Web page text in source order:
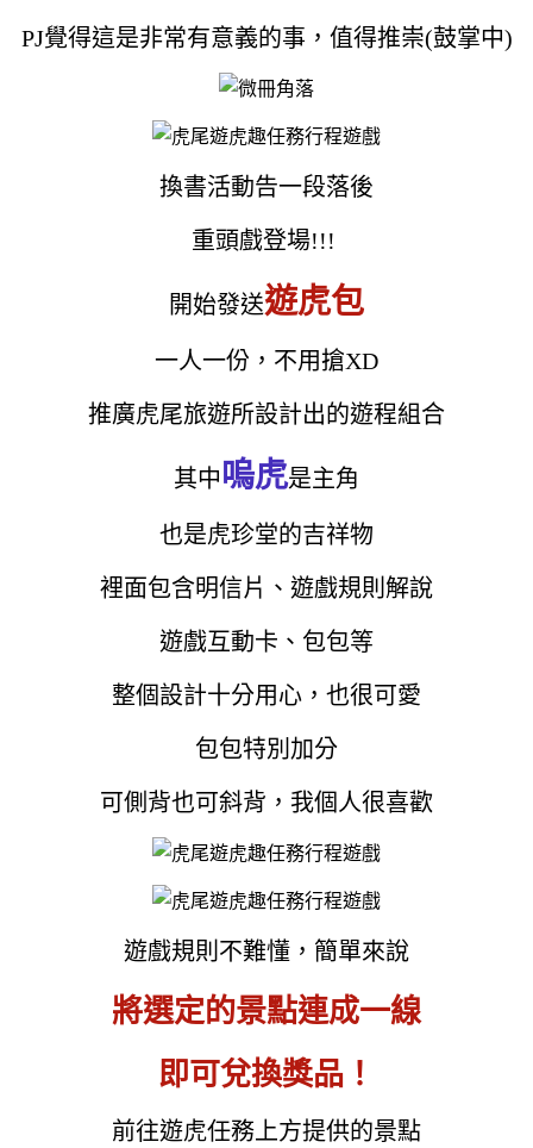
PJ覺得這是非常有意義的事，值得推崇(鼓掌中)
換書活動告一段落後
重頭戲登場!!!
開始發送遊虎包
一人一份，不用搶XD
推廣虎尾旅遊所設計出的遊程組合
其中嗚虎是主角
也是虎珍堂的吉祥物
裡面包含明信片、遊戲規則解說
遊戲互動卡、包包等
整個設計十分用心，也很可愛
包包特別加分
可側背也可斜背，我個人很喜歡
遊戲規則不難懂，簡單來說
將選定的景點連成一線
即可兌換獎品！
前往遊虎任務上方提供的景點